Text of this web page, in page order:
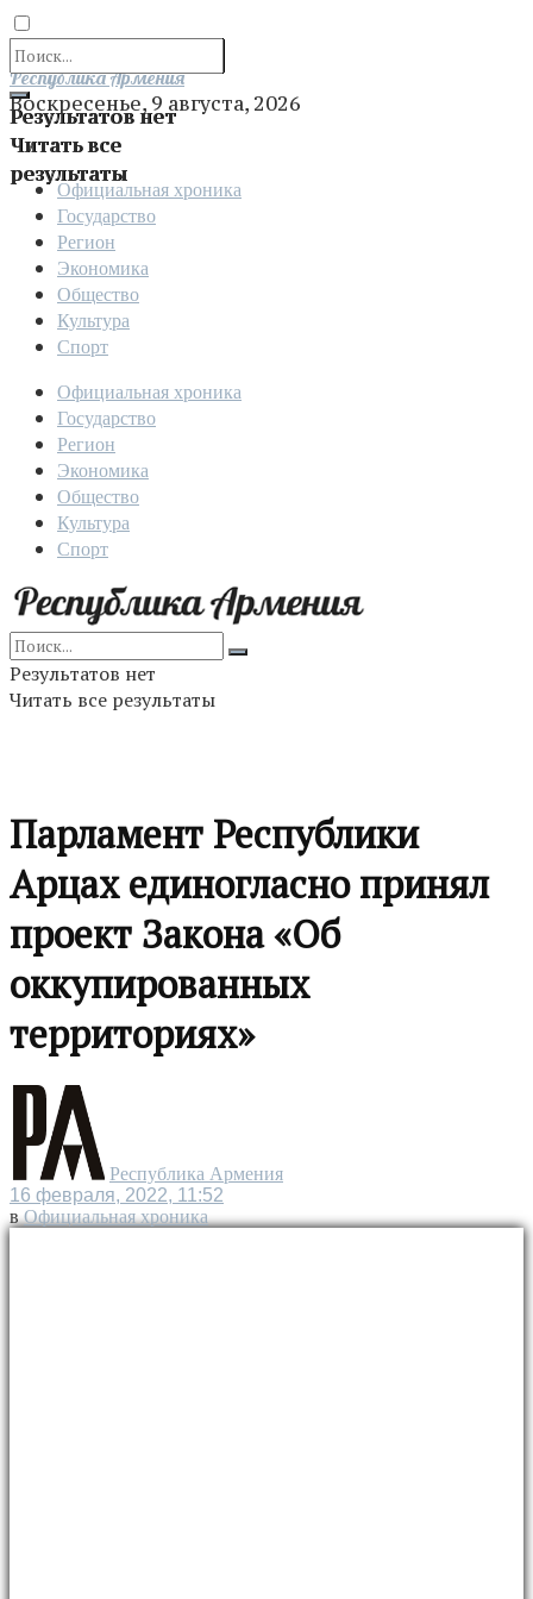
Результатов нет
Читать все
результаты
Отправить
Республика Армения
Воскресенье, 9 августа, 2026
Официальная хроника
Государство
Регион
Экономика
Общество
Культура
Спорт
Официальная хроника
Государство
Регион
Экономика
Общество
Культура
Спорт
Результатов нет
Читать все результаты
Парламент Республики
Арцах единогласно принял
проект Закона «Об
оккупированных
территориях»
Республика Армения
16 февраля, 2022, 11:52
в Официальная хроника